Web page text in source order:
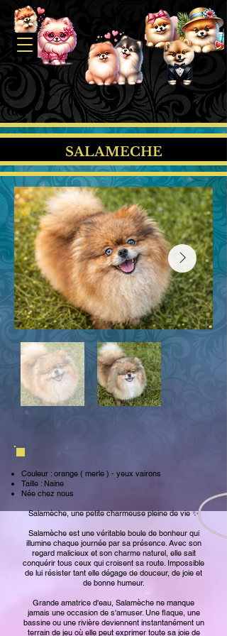
SALAMECHE
Couleur : orange ( merle ) - yeux vairons
Taille : Naine
Née chez nous
Salamèche, une petite charmeuse pleine de vie ✨
Salamèche est une véritable boule de bonheur qui
illumine chaque journée par sa présence. Avec son
regard malicieux et son charme naturel, elle sait
conquérir tous ceux qui croisent sa route. Impossible
de lui résister tant elle dégage de douceur, de joie et
de bonne humeur.
Grande amatrice d'eau, Salamèche ne manque
jamais une occasion de s'amuser. Une flaque, une
bassine ou une rivière deviennent instantanément un
terrain de jeu où elle peut exprimer toute sa joie de